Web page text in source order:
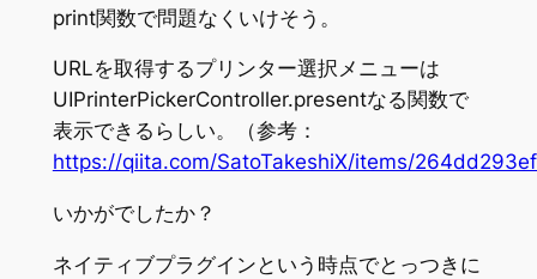
print関数で問題なくいけそう。
URLを取得するプリンター選択メニューは
UIPrinterPickerController.presentなる関数で
表示できるらしい。（参考：
https://qiita.com/SatoTakeshiX/items/
いかがでしたか？
ネイティブプラグインという時点でとっつきに